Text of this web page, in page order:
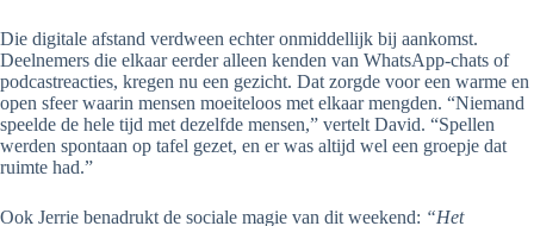
Die digitale afstand verdween echter onmiddellijk bij aankomst.
Deelnemers die elkaar eerder alleen kenden van WhatsApp-chats of
podcastreacties, kregen nu een gezicht. Dat zorgde voor een warme en
open sfeer waarin mensen moeiteloos met elkaar mengden. “Niemand
speelde de hele tijd met dezelfde mensen,” vertelt David. “Spellen
werden spontaan op tafel gezet, en er was altijd wel een groepje dat
ruimte had.”
Ook Jerrie benadrukt de sociale magie van dit weekend: “Het